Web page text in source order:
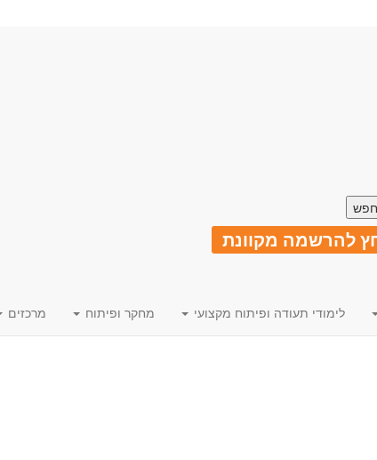
להרשמה מקוונת
לימודי תעודה ופיתוח מקצועי מחקר ופיתוח מרכזים